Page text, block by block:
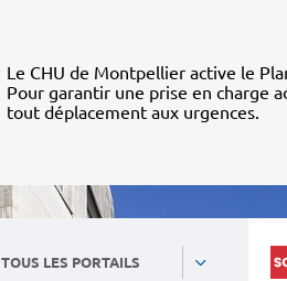
Le CHU de Montpellier active le
Pour garantir une prise en charge
tout déplacement aux urgences.
TOUS LES PORTAILS